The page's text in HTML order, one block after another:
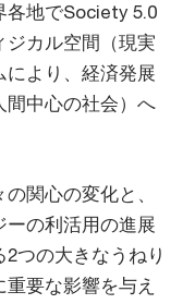
各地でSociety 5.0
ジカル空間（現実
により、経済発展
間中心の社会）へ
関心の変化と、
の利活用の進展
つの大きなうねり
要な影響を与え